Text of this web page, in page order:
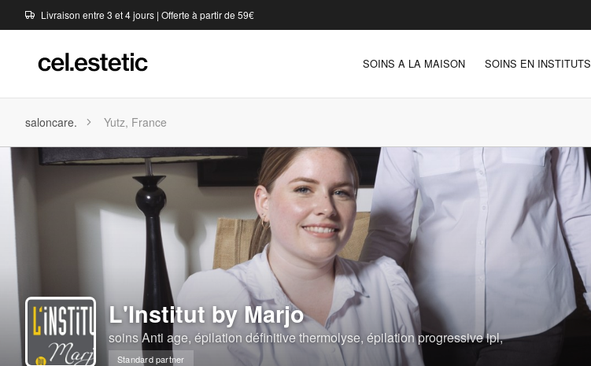
Livraison entre 3 et 4 jours | Offerte à partir de 59€
SOINS A LA MAISON SOINS EN INSTITUTS
saloncare. Yutz, France
L'Institut by Marjo
soins Anti age, épilation définitive thermolyse, épilation progressive ipl,
Standard partner